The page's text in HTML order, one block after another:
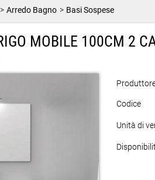
Arredo Bagno Basi Sospese
MOBILE 100CM 2
Codice
Unità di